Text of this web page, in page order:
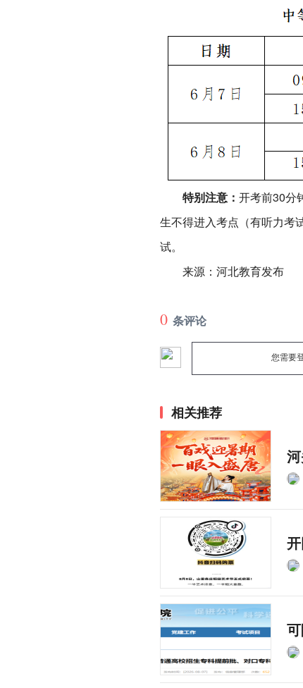
特别注意： 开考前30分
生不得进入考点（有听力考
试。
来源：河北教育发布
0 条评论
您需要
相关推荐